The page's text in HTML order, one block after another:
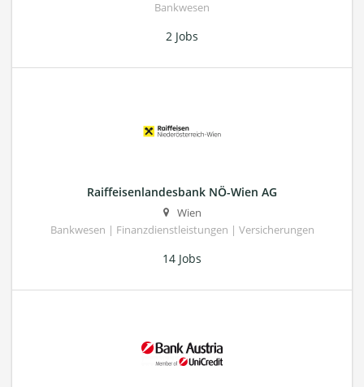
Bankwesen
2 Jobs
Raiffeisenlandesbank NÖ-Wien AG
Wien
Bankwesen | Finanzdienstleistungen | Versicherungen
14 Jobs